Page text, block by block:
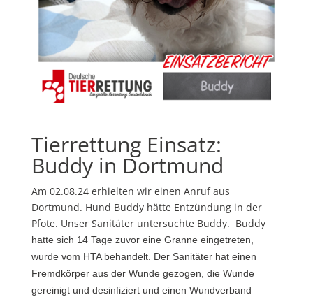
Tierrettung Einsatz:
Buddy in Dortmund
Am 02.08.24 erhielten wir einen Anruf aus
Dortmund. Hund Buddy hätte Entzündung in der
Pfote. Unser Sanitäter untersuchte Buddy. Buddy
hatte sich 14 Tage zuvor eine Granne eingetreten,
wurde vom HTA behandelt. Der Sanitäter hat einen
Fremdkörper aus der Wunde gezogen, die Wunde
gereinigt und desinfiziert und einen Wundverband